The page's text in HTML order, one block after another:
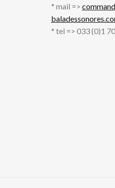
* mail =>
* tel => 033 (0)1